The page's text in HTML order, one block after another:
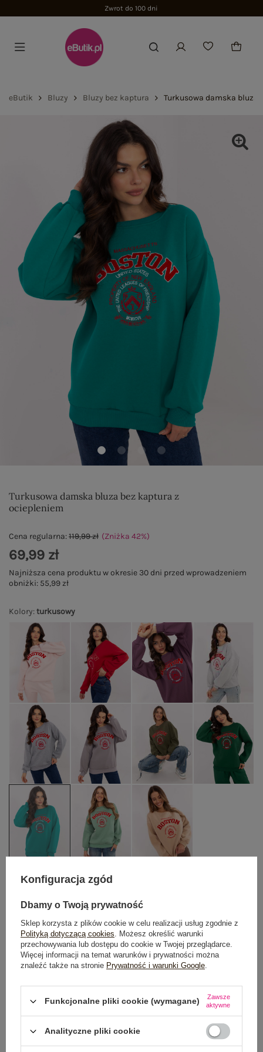
Zwrot do 100 dni
eButik Bluzy Bluzy bez kaptura Turkusowa damska bluza
Turkusowa damska bluza bez kaptura z
ociepleniem
Kolory:turkusowy
One size
Cena regularna:119,99 zł (Zniżka 42%)
69,99 zł
Najniższa cena produktu w okresie 30 dni przed wprowadzeniem
obniżki: 55,99 zł
DODAJ DO KOSZYKA
Możesz kupić także poprzez:
Dostawaod 7,99 zł
Do darmowej dostawy brakuje 200,00 zł
Konfiguracja zgód
Dbamy o Twoją prywatność
Sklep korzysta z plików cookie w celu realizacji usług zgodnie z
Polityką dotyczącą cookies. Możesz określić warunki
przechowywania lub dostępu do cookie w Twojej przeglądarce.
Więcej informacji na temat warunków i prywatności można
znaleźć także na stronie Prywatność i warunki Google.
Funkcjonalne pliki cookie (wymagane)
Zawsze
aktywne
Analityczne pliki cookie